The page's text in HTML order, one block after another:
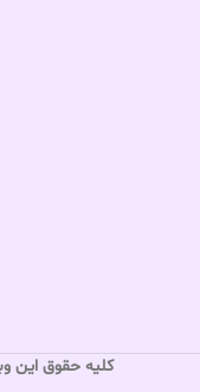
کلیه حقوق این